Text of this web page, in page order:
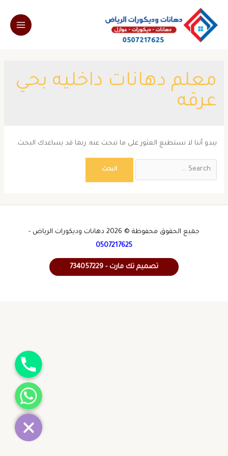
المحتوى
Main
معلم دهانات داخليه بحي
عرقه
يبدو أننا لا نستطيع العثور على ما تبحث عنه. ربما قد يساعدك البحث.
Search
جميع الحقوق محفوظة © 2026 دهانات وديكورات الرياض -
0507217625
تصميم تك مارت - 734057229
جوال
واتساب